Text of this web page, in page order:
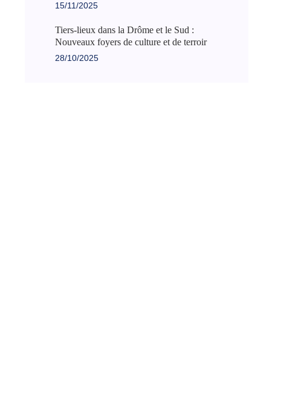
15/11/2025
Tiers-lieux dans la Drôme et le Sud :
Nouveaux foyers de culture et de terroir
28/10/2025